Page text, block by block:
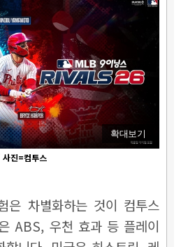
확대보기
진=컴투스
은 차별화하는 것이 컴투스
ABS, 우천 효과 등 플레이